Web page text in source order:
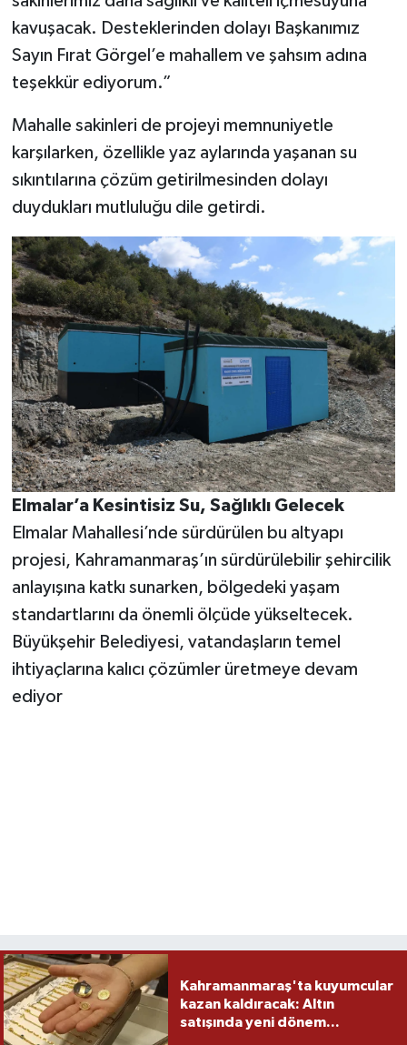
kavuşacak. Desteklerinden dolayı Başkanımız
Sayın Fırat Görgel’e mahallem ve şahsım adına
teşekkür ediyorum.”
Mahalle sakinleri de projeyi memnuniyetle
karşılarken, özellikle yaz aylarında yaşanan su
sıkıntılarına çözüm getirilmesinden dolayı
duydukları mutluluğu dile getirdi.
Elmalar’a Kesintisiz Su, Sağlıklı Gelecek
Elmalar Mahallesi’nde sürdürülen bu altyapı
projesi, Kahramanmaraş’ın sürdürülebilir şehircilik
anlayışına katkı sunarken, bölgedeki yaşam
standartlarını da önemli ölçüde yükseltecek.
Büyükşehir Belediyesi, vatandaşların temel
ihtiyaçlarına kalıcı çözümler üretmeye devam
ediyor
Kahramanmaraş'ta kuyumcular
kazan kaldıracak: Altın
satışında yeni dönem...